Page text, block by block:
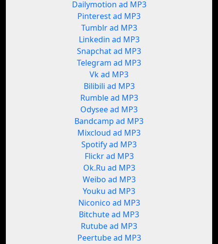
Dailymotion ad MP3
Pinterest ad MP3
Tumblr ad MP3
Linkedin ad MP3
Snapchat ad MP3
Telegram ad MP3
Vk ad MP3
Bilibili ad MP3
Rumble ad MP3
Odysee ad MP3
Bandcamp ad MP3
Mixcloud ad MP3
Spotify ad MP3
Flickr ad MP3
Ok.Ru ad MP3
Weibo ad MP3
Youku ad MP3
Niconico ad MP3
Bitchute ad MP3
Rutube ad MP3
Peertube ad MP3